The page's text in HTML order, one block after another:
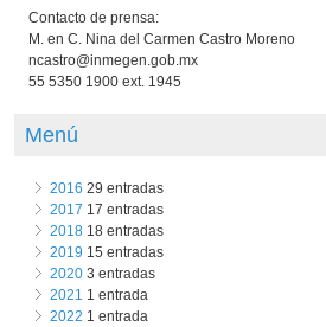
Contacto de prensa:
M. en C. Nina del Carmen Castro Moreno
ncastro@inmegen.gob.mx
55 5350 1900 ext. 1945
Menú
2016 29 entradas
2017 17 entradas
2018 18 entradas
2019 15 entradas
2020 3 entradas
2021 1 entrada
2022 1 entrada